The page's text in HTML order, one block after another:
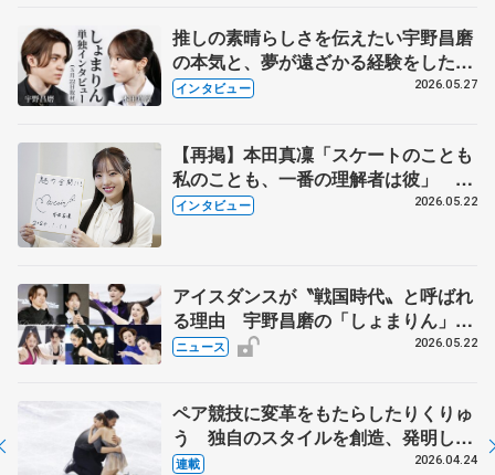
推しの素晴らしさを伝えたい宇野昌磨
の本気と、夢が遠ざかる経験をした本
田真凜の覚悟
インタビュー 2026.05.27
【再掲】本田真凜「スケートのことも
私のことも、一番の理解者は彼」 引
退時の単独インタビューで語った競技
インタビュー 2026.05.22
アイスダンスが〝戦国時代〟と呼ばれ
る理由 宇野昌磨の「しょまりん」ら
実力者が相次いで参戦 国内の競争激
ニュース 2026.05.22
ペア競技に変革をもたらしたりくりゅ
う 独自のスタイルを創造、発明した
【引退発表後②】
連載 2026.04.24